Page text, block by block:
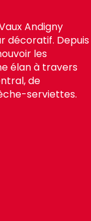
Andigny
décoratif. Depuis
les
élan à travers
de
serviettes.